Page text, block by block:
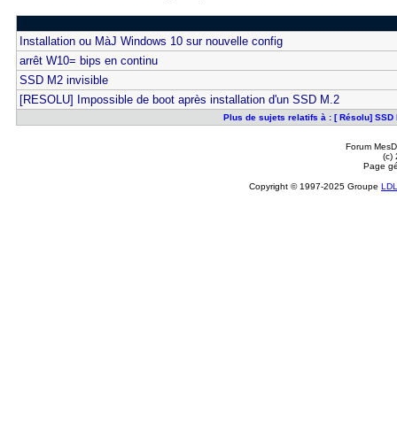
Installation ou MàJ Windows 10 sur nouvelle config
arrêt W10= bips en continu
SSD M2 invisible
[RESOLU] Impossible de boot après installation d'un SSD M.2
Plus de sujets relatifs à : [ Résolu]
Forum
(c)
Page
Copyright © 1997-2025 Groupe